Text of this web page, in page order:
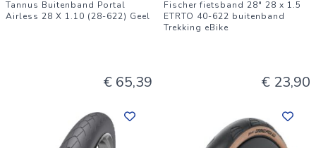
Tannus Buitenband Portal
Airless 28 X 1.10 (28-622) Geel
€ 65,39
Fischer fietsband 28" 28 x 1.5
ETRTO 40-622 buitenband
Trekking eBike
€ 23,90